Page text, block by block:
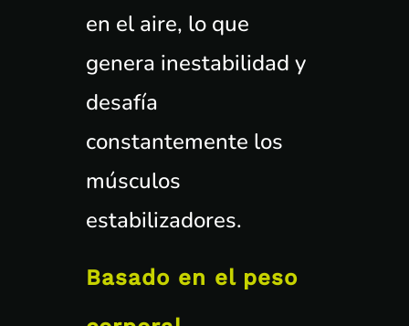
en el aire, lo que
genera inestabilidad y
desafía
constantemente los
músculos
estabilizadores.
Basado en el peso